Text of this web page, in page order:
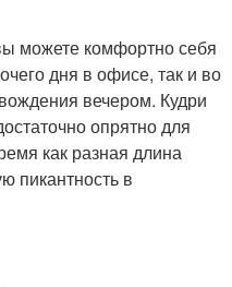
можете комфортно себя
дня в офисе, так и во
вечером. Кудри
опрятно для
как разная длина
пикантность в